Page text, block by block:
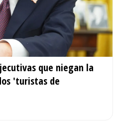
que niegan la
'turistas de